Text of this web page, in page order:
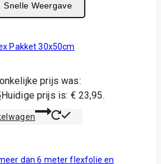
Snelle Weergave
Pakket 30x50cm
prijs was:
Huidige prijs is: € 23,95.